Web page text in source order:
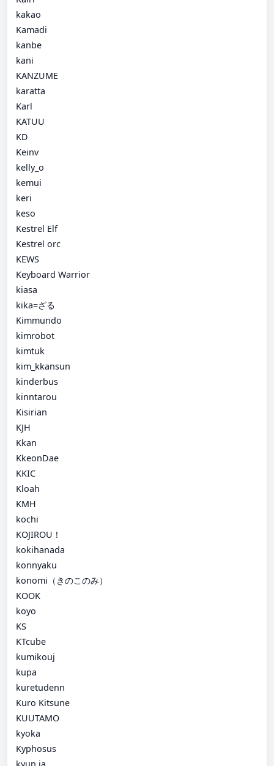
kakao
Kamadi
kanbe
kani
KANZUME
karatta
Karl
KATUU
KD
Keinv
kelly_o
kemui
keri
keso
Kestrel Elf
Kestrel orc
KEWS
Keyboard Warrior
kiasa
kika=ざる
Kimmundo
kimrobot
kimtuk
kim_kkansun
kinderbus
kinntarou
Kisirian
KJH
Kkan
KkeonDae
KKIC
Kloah
KMH
kochi
KOJIROU！
kokihanada
konnyaku
konomi（きのこのみ）
KOOK
koyo
KS
KTcube
kumikouj
kupa
kuretudenn
Kuro Kitsune
KUUTAMO
kyoka
Kyphosus